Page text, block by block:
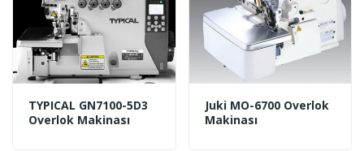
TYPICAL GN7100-5D3
Overlok Makinası
Juki MO-6700 Overlok
Makinası